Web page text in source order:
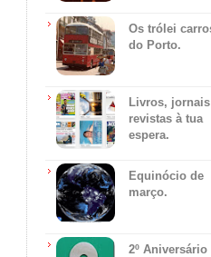
Os trólei
do Porto.
Livros,
revistas à tua
espera.
Equinócio de
março.
2º Aniversário